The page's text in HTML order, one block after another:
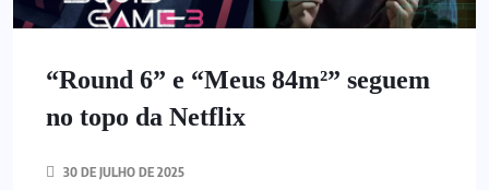
“Round 6” e “Meus 84m²” seguem
no topo da Netflix
30 DE JULHO DE 2025